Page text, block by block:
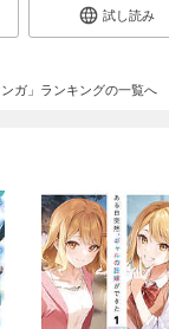
試し読み
ンガ」ランキングの一覧へ